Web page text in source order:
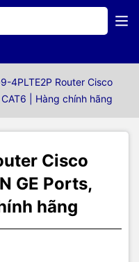
4PLTE2P Router Cisco
| Hàng chính hãng
Cisco
GE Ports,
hãng
ports
ports